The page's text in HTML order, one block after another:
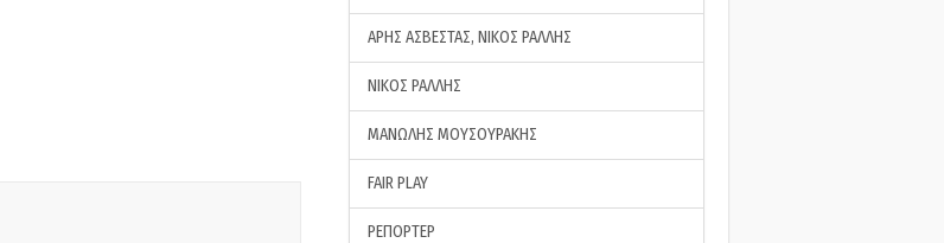
ΑΡΗΣ ΑΣΒΕΣΤΑΣ, ΝΙΚΟΣ ΡΑΛΛΗΣ
ΝΙΚΟΣ ΡΑΛΛΗΣ
ΜΑΝΩΛΗΣ ΜΟΥΣΟΥΡΑΚΗΣ
FAIR PLAY
ΡΕΠΟΡΤΕΡ